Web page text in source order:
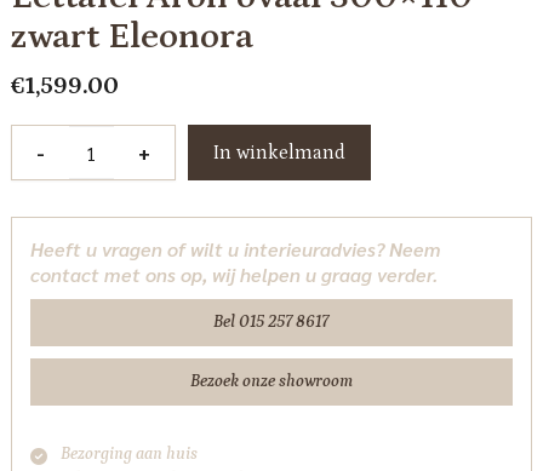
zwart Eleonora
€1,599.00
-
300x110
zwart
aantal
+ In winkelmand
Heeft u vragen of wilt u interieuradvies? Neem
contact met ons op, wij helpen u graag verder.
Bel 015 257 8617
Bezoek onze showroom
Bezorging aan huis